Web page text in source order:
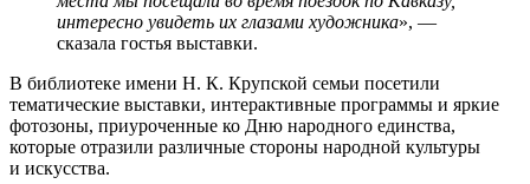
интересно увидеть их глазами художника», —
сказала гостья выставки.
В библиотеке имени Н. К. Крупской семьи посетили
тематические выставки, интерактивные программы и яркие
фотозоны, приуроченные ко Дню народного единства,
которые отразили различные стороны народной культуры
и искусства.